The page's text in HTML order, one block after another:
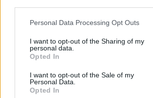
Please note that this website/app uses one
not limited to your visit or usage behaviour.
grant or deny consent to Google and its
use your data for below specified purposes
consent section.
Personal Data Processing Opt Outs
I want to opt-out of the Sharing of my
personal data.
Opted In
I want to opt-out of the Sale of my
Personal Data.
Opted In